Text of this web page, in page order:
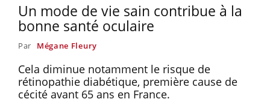
Un mode de vie sain contribue à la
bonne santé oculaire
Par Mégane Fleury
Cela diminue notamment le risque de
rétinopathie diabétique, première cause de
cécité avant 65 ans en France.